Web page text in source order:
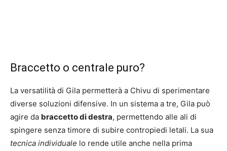
Braccetto o centrale puro?
La versatilità di Gila permetterà a Chivu di sperimentare
diverse soluzioni difensive. In un sistema a tre, Gila può
agire da braccetto di destra, permettendo alle ali di
spingere senza timore di subire contropiedi letali. La sua
tecnica individuale lo rende utile anche nella prima